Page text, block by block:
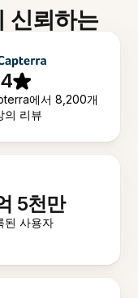
신뢰하는
에서 8,200개
의 리뷰
5천만
된 사용자